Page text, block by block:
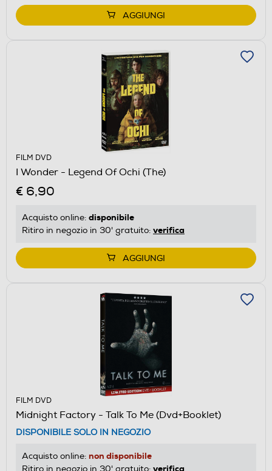
AGGIUNGI
FILM DVD
I Wonder - Legend Of Ochi (The)
€ 6,90
Acquisto online: disponibile
Ritiro in negozio in 30' gratuito: verifica
AGGIUNGI
FILM DVD
Midnight Factory - Talk To Me (Dvd+Booklet)
DISPONIBILE SOLO IN NEGOZIO
Acquisto online: non disponibile
Ritiro in negozio in 30' gratuito: verifica